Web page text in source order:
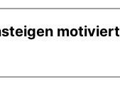
motiviert